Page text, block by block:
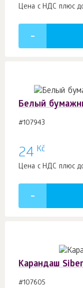
Цена с НДС плюс
Белый
#107943
24 Kč
Цена с НДС плюс
Карандаш
#107605